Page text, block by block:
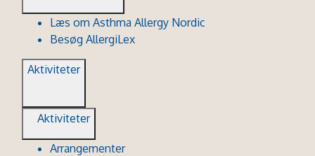
Læs om Asthma Allergy Nordic
Besøg AllergiLex
Aktiviteter
Aktiviteter
Arrangementer